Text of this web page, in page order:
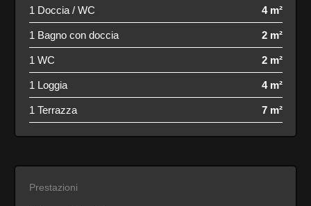
1 Doccia / WC 4 m²
1 Bagno con doccia 2 m²
1 WC 2 m²
1 Loggia 4 m²
1 Terrazza 7 m²
Prestazioni